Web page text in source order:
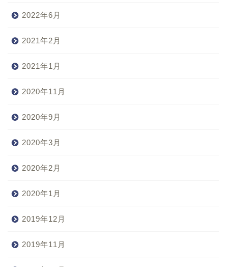
2022年6月
2021年2月
2021年1月
2020年11月
2020年9月
2020年3月
2020年2月
2020年1月
2019年12月
2019年11月